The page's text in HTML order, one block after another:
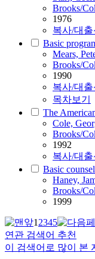
Brooks/
1976
복사/대출
Basic
Mears,
Brooks/
1990
복사/대출
목차보기
The
Cole,
Brooks/
1992
복사/대출
Basic
Haney,
Brooks/
1999
12345
연관 검색어 추천
이 검색어로 많이 본